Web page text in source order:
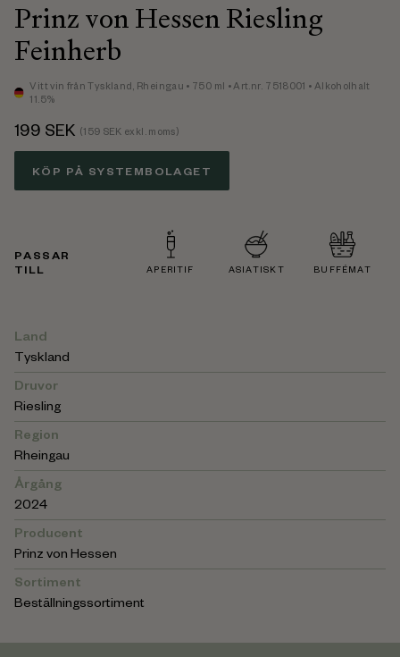
Prinz von Hessen Riesling
Feinherb
Vitt vin från Tyskland, Rheingau • 750 ml • Art.nr. 7518001 • Alkoholhalt
11.5%
199 SEK (159 SEK exkl. moms)
KÖP PÅ SYSTEMBOLAGET
PASSAR
TILL
APERITIF ASIATISKT BUFFÉMAT
Land
Tyskland
Druvor
Riesling
Region
Rheingau
Årgång
2024
Producent
Prinz von Hessen
Sortiment
Beställningssortiment